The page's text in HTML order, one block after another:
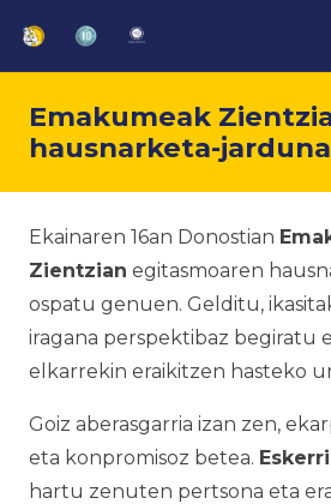
Emakumeak
hausnarketa-
Ekainaren 16an Donostian
Zientzian egitasmoaren
ospatu genuen. Gelditu,
iragana perspektibaz begiratu
elkarrekin eraikitzen hasteko
Goiz aberasgarria izan zen,
eta konpromisoz betea.
hartu zenuten pertsona eta